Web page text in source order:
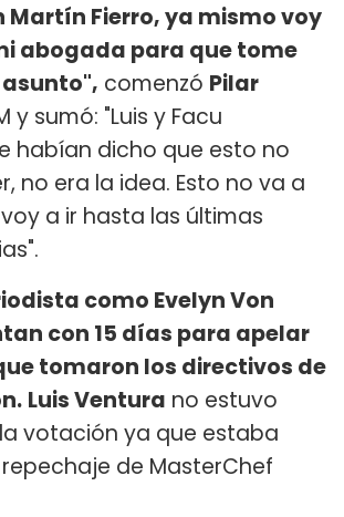
Martín Fierro, ya mismo voy
abogada para que tome
comenzó Pilar
y sumó: "Luis y Facu
habían dicho que esto no
no era la idea. Esto no va a
a ir hasta las últimas
como Evelyn Von
con 15 días para apelar
tomaron los directivos de
Luis Ventura no estuvo
votación ya que estaba
de MasterChef